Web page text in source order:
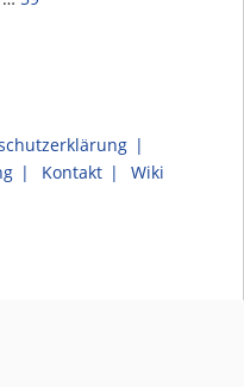
Kontakt Wiki